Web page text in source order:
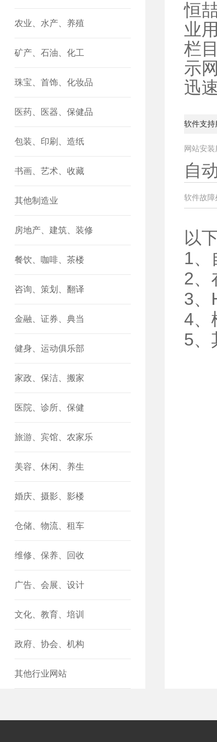
农业、水产、养殖
矿产、石油、化工
珠宝、首饰、化妆品
医药、医器、保健品
包装、印刷、造纸
书画、艺术、收藏
其他制造业
房地产、建筑、装修
餐饮、咖啡、茶楼
咨询、策划、翻译
金融、证券、典当
健身、运动俱乐部
家政、保洁、搬家
医院、诊所、保健
旅游、宾馆、农家乐
美容、休闲、养生
婚庆、摄影、影楼
仓储、物流、租车
维修、保养、回收
广告、会展、设计
文化、教育、培训
政府、协会、机构
其他行业网站
恒
业
栏
示
迅
软件支持
网站安装
自
软件故障
以
1、
2、
3、
4、
5、